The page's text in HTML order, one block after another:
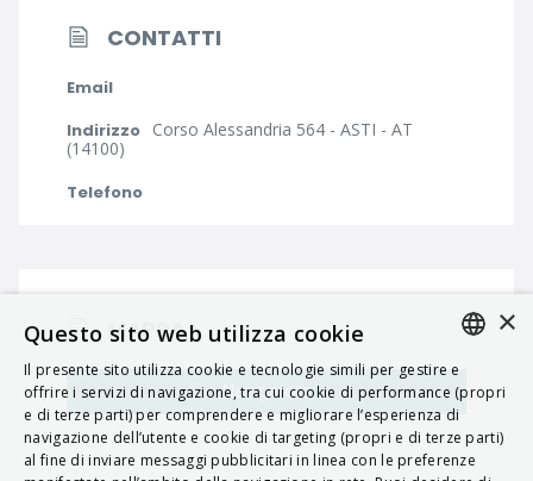
CONTATTI
Email
Indirizzo Corso Alessandria 564 - ASTI - AT
(14100)
Telefono
MAPPA
Navigatore ITALIAN
ENGLISH
FRENCH
×
Questo sito web utilizza cookie
Il presente sito utilizza cookie e tecnologie simili per gestire e
offrire i servizi di navigazione, tra cui cookie di performance (propri
e di terze parti) per comprendere e migliorare l’esperienza di
navigazione dell’utente e cookie di targeting (propri e di terze parti)
al fine di inviare messaggi pubblicitari in linea con le preferenze